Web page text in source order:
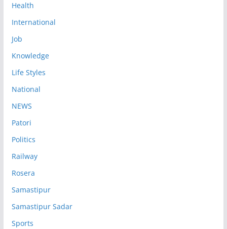
Health
International
Job
Knowledge
Life Styles
National
NEWS
Patori
Politics
Railway
Rosera
Samastipur
Samastipur Sadar
Sports